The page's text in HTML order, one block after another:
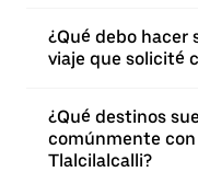
¿Qué debo hacer
viaje que solicité
¿Qué destinos
comúnmente
Tlalcilalcalli?